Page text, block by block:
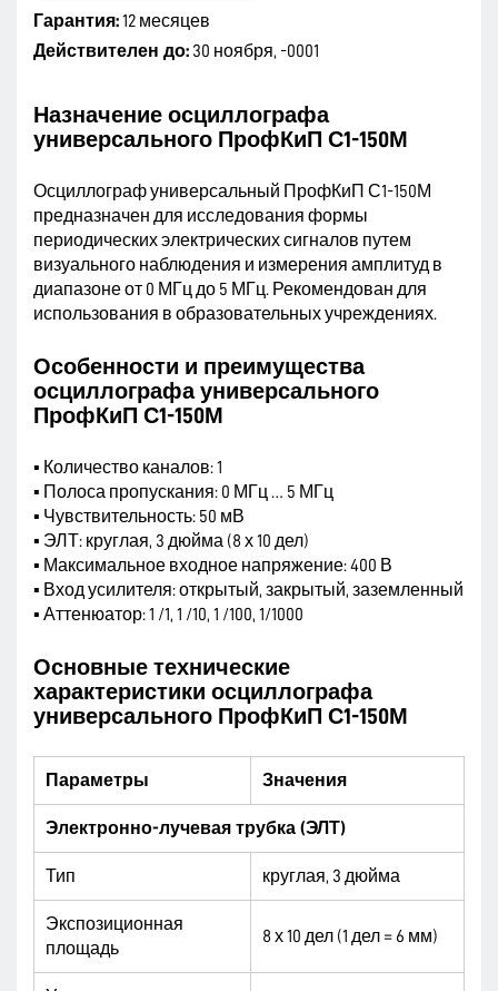
Гарантия:12 месяцев
Действителен до: 30 ноября, -0001
Назначение осциллографа
универсального ПрофКиП С1-150М
Осциллограф универсальный ПрофКиП С1-150М
предназначен для исследования формы
периодических электрических сигналов путем
визуального наблюдения и измерения амплитуд в
диапазоне от 0 МГц до 5 МГц. Рекомендован для
использования в образовательных учреждениях.
Особенности и преимущества
осциллографа универсального
ПрофКиП С1-150М
▪ Количество каналов: 1
▪ Полоса пропускания: 0 МГц … 5 МГц
▪ Чувствительность: 50 мВ
▪ ЭЛТ: круглая, 3 дюйма (8 х 10 дел)
▪ Максимальное входное напряжение: 400 В
▪ Вход усилителя: открытый, закрытый, заземленный
▪ Аттенюатор: 1 /1, 1 /10, 1 /100, 1/1000
Основные технические
характеристики осциллографа
универсального ПрофКиП С1-150М
Параметры Значения
Электронно-лучевая трубка (ЭЛТ)
Тип круглая, 3 дюйма
Экспозиционная
площадь
8 х 10 дел (1 дел = 6 мм)